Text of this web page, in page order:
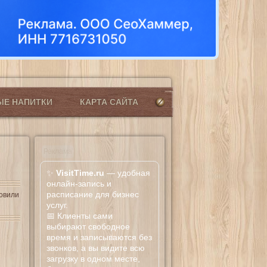
НАПИТКИ КАРТА САЙТА
✨ VisitTime.ru — удобная
онлайн-запись и
расписание для бизнес
услуг.
📅 Клиенты сами
выбирают свободное
время и записываются без
звонков, а вы видите всю
загрузку в одном месте,